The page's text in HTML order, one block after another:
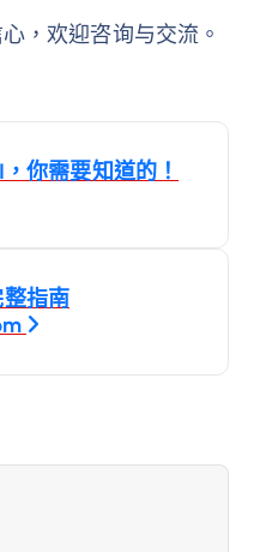
，欢迎咨询与交流。
你需要知道的！
指南